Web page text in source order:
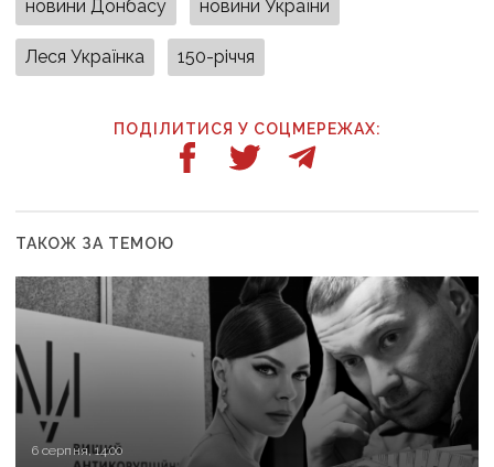
новини Донбасу новини України
Леся Українка 150-річчя
ПОДІЛИТИСЯ У СОЦМЕРЕЖАХ:
ТАКОЖ ЗА ТЕМОЮ
6 серпня, 14:00